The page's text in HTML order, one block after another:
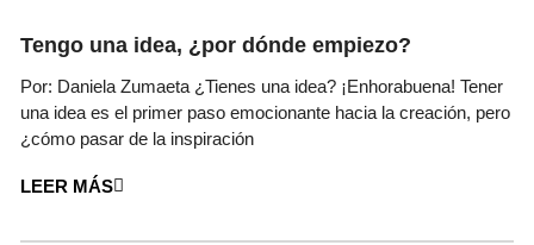
Tengo una idea, ¿por dónde empiezo?
Por: Daniela Zumaeta ¿Tienes una idea? ¡Enhorabuena! Tener
una idea es el primer paso emocionante hacia la creación, pero
¿cómo pasar de la inspiración
LEER MÁS